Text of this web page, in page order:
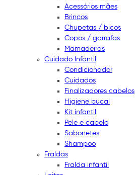
Acessórios mães
Brincos
Chupetas / bicos
Copos / garrafas
Mamadeiras
Cuidado Infantil
Condicionador
Cuidados
Finalizadores cabelos
Higiene bucal
Kit infantil
Pele e cabelo
Sabonetes
Shampoo
Fraldas
Fralda infantil